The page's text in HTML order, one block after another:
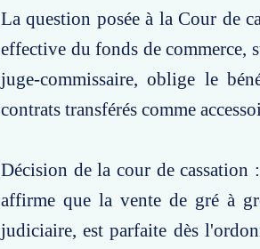
La question posée à la Cour de
effective du fonds de commerce,
juge-commissaire, oblige le
contrats transférés comme
Décision de la cour de
affirme que la vente de gré à
judiciaire, est parfaite dès